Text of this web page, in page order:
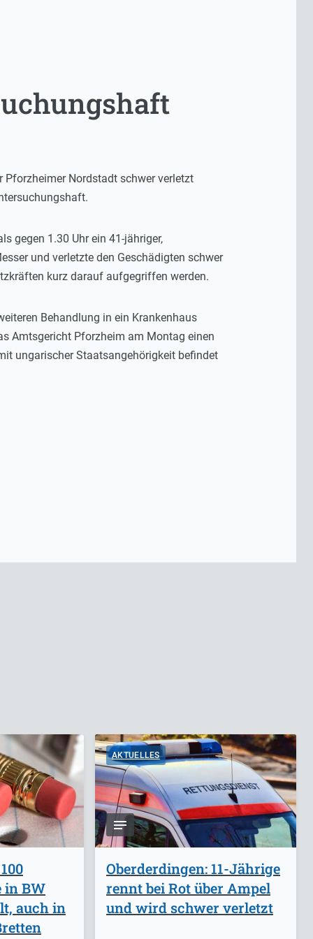
Nordstadt schwer verletzt
gegen 1.30 Uhr ein 41-jähriger,
und verletzte den Geschädigten schwer
kurz darauf aufgegriffen werden.
Behandlung in ein Krankenhaus
Amtsgericht Pforzheim am Montag einen
ungarischer Staatsangehörigkeit befindet
in BW
auch in
AKTUELLES
Oberderdingen: 11-Jährige
rennt bei Rot über Ampel
und wird schwer verletzt